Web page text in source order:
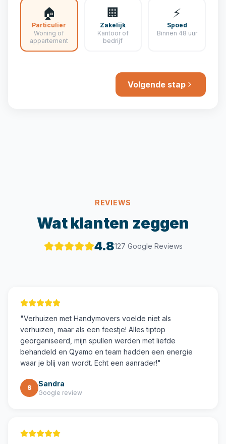
🏠
Particulier
Woning of
appartement
🏢
Zakelijk
Kantoor of
bedrijf
⚡
Spoed
Binnen 48 uur
Volgende stap
REVIEWS
Wat klanten zeggen
4.8127 Google Reviews
"Verhuizen met Handymovers voelde niet als
verhuizen, maar als een feestje! Alles tiptop
georganiseerd, mijn spullen werden met liefde
behandeld en Qyamo en team hadden een energie
waar je blij van wordt. Echt een aanrader!"
S Sandra
Google review